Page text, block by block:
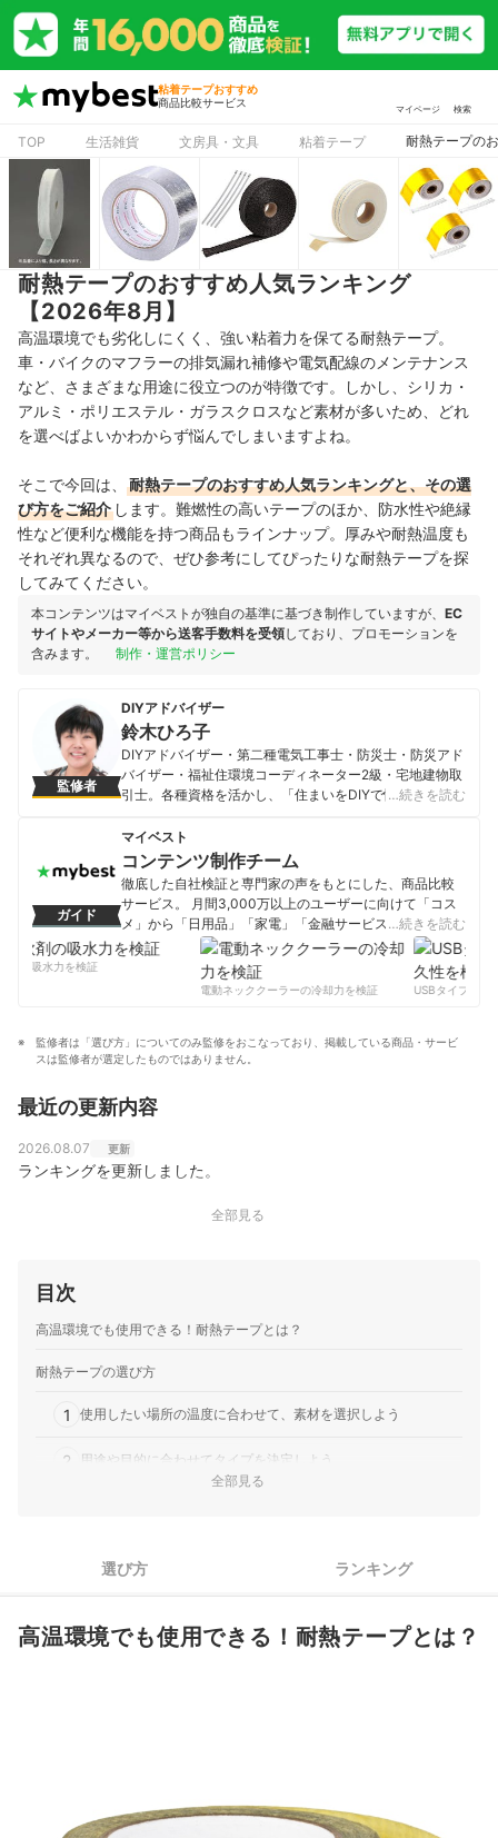
粘着テープおすすめ
商品比較サービス
マイページ 検索
TOP 生活雑貨 文房具・文具 粘着テープ 耐熱テープの
耐熱テープのおすすめ人気ランキング
【2026年8月】
高温環境でも劣化しにくく、強い粘着力を保てる耐熱テープ。
車・バイクのマフラーの排気漏れ補修や電気配線のメンテナンス
など、さまざまな用途に役立つのが特徴です。しかし、シリカ・
アルミ・ポリエステル・ガラスクロスなど素材が多いため、どれ
を選べばよいかわからず悩んでしまいますよね。
そこで今回は、
耐熱テープのおすすめ人気ランキングと、その選
び方をご紹介 します。難燃性の高いテープのほか、防水性や絶縁
性など便利な機能を持つ商品もラインナップ。厚みや耐熱温度も
それぞれ異なるので、ぜひ参考にしてぴったりな耐熱テープを探
してみてください。
本コンテンツはマイベストが独自の基準に基づき制作していますが、 EC
サイトやメーカー等から送客手数料を受領しており、プロモーションを
含みます。
制作・運営ポリシー
監修者
DIYアドバイザー
鈴木ひろ子
DIYアドバイザー・第二種電気工事士・防災士・防災アド
バイザー・福祉住環境コーディネーター2級・宅地建物取
引士。各種資格を活かし、「住まいをDIYで快適に」をモ
施設・小学校・カルチャースクールなどのDIY講師や、
『木工ガールのはじめてのDIY』（美術出版社）『家事の
基本大辞典』（成美堂出版）などの監修、各種雑誌制作
にも携わっている。
鈴木ひろ子のプロフィール
…続きを読む
ガイド
マイベスト
コンテンツ制作チーム
徹底した自社検証と専門家の声をもとにした、商品比較
サービス。 月間3,000万以上のユーザーに向けて「コス
メ」から「日用品」「家電」「金融サービス」まで、ベ
ストな商品を選んでもらうために、毎日コンテンツを制
コンテンツ制作チームのプロフィール
…続きを読む
の吸水力を検証
電動ネッククーラーの冷却力を検証
USBタイプCケー
監修者は「選び方」についてのみ監修をおこなっており、掲載している商品・サービ
スは監修者が選定したものではありません。
最近の更新内容
2026.08.07 更新
ランキングを更新しました。
全部見る
目次
高温環境でも使用できる！耐熱テープとは？
耐熱テープの選び方
1 使用したい場所の温度に合わせて、素材を選択しよう
2 用途や目的に合わせてタイプを決定しよう
耐熱テープ全19商品おすすめ人気ランキング
塗装に使用するなら、塗装用マスキングテープもチェック！
全部見る
選び方 ランキング
高温環境でも使用できる！耐熱テープとは？